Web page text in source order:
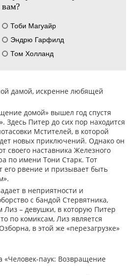
вам?
Тоби Магуайр
Эндрю Гарфилд
Том Холланд
дамой, искренне любящей
домой» вышел год спустя
Здесь Питер до сих пор находится
Мстителей, в которой
новых приключений. Однако он
своего наставника Железного
по имени Тони Старк. Тот
его рвение и призывает быть
в неприятности и
с бандой Стервятника,
– девушки, в которую Питер
по комиксам, Лиз является
в этой же «перезагрузке»
паук: Возвращение